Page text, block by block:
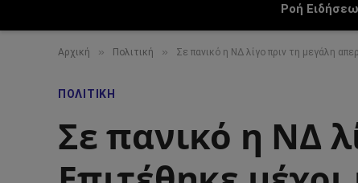
Ροή
Αρχική » Πολιτική » Σε πανικό η ΝΔ λίγο πριν τη μεγάλη
ΠΟΛΙΤΙΚΉ
Σε πανικό η ΝΔ